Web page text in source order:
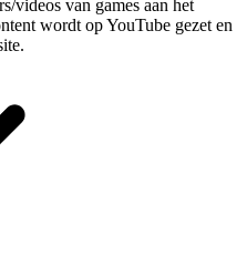
videos van games aan het
wordt op YouTube gezet en